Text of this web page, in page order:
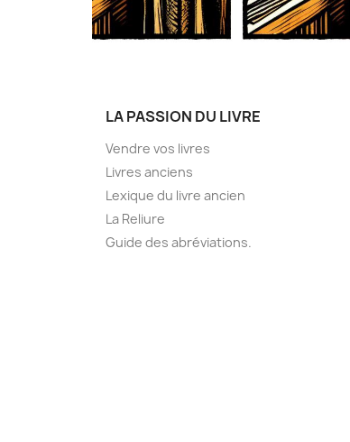
LA PASSION DU LIVRE
Vendre vos livres
Livres anciens
Lexique du livre ancien
La Reliure
Guide des abréviations.